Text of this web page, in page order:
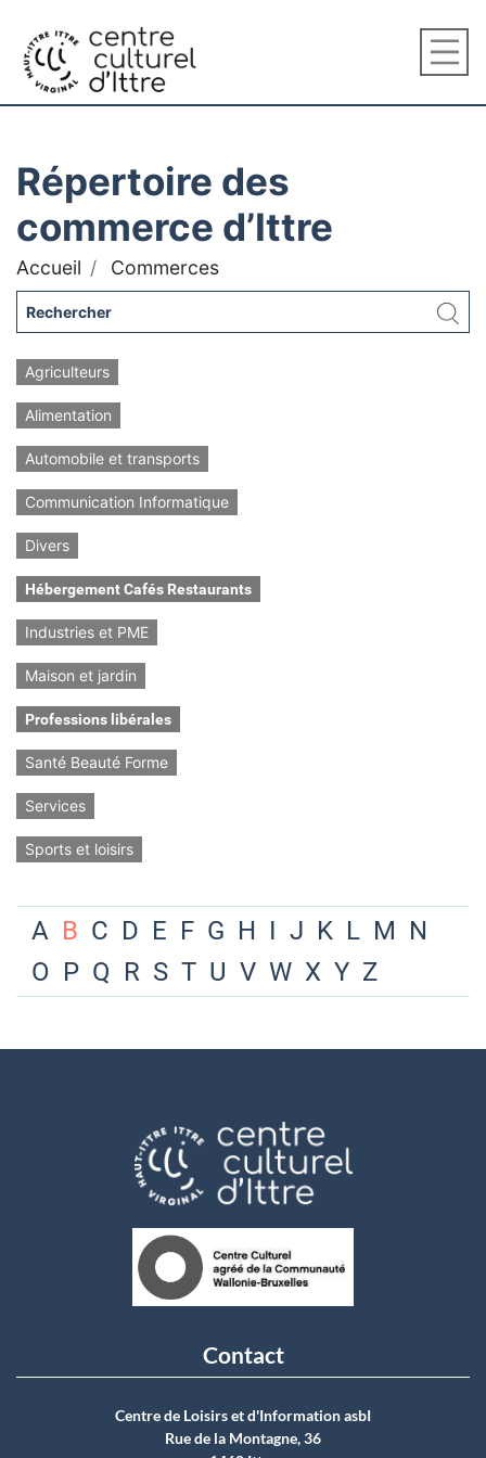
Répertoire des
commerce d’Ittre
Accueil Commerces
Agriculteurs
Alimentation
Automobile et transports
Communication Informatique
Divers
Hébergement Cafés Restaurants
Industries et PME
Maison et jardin
Professions libérales
Santé Beauté Forme
Services
Sports et loisirs
A B C D E F G H I J K L M N
O P Q R S T U V W X Y Z
Contact
Centre de Loisirs et d'Information asbI
Rue de la Montagne, 36